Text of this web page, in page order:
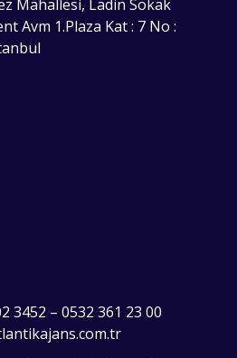
Mahallesi, Ladin Sokak
Avm 1.Plaza Kat : 7 No :
3452 – 0532 361 23 00